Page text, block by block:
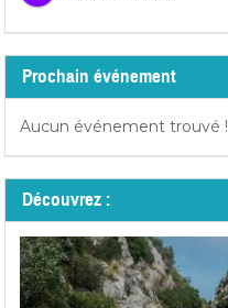
Prochain événement
Aucun événement trouvé !
Découvrez :